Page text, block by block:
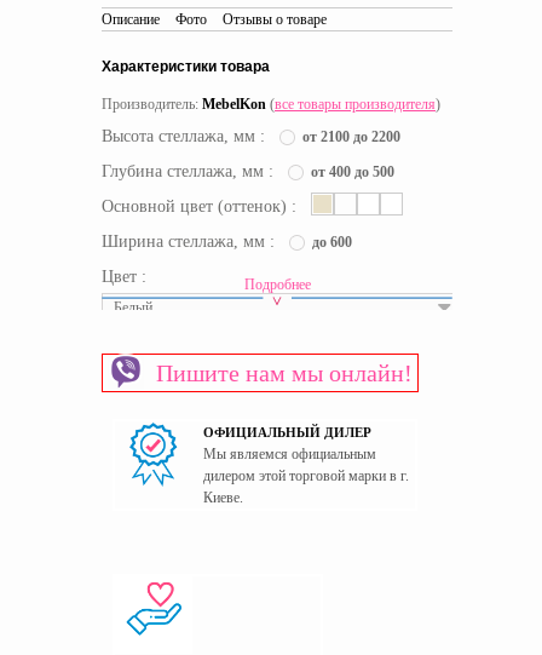
Описание Фото Отзывы о товаре
Характеристики товара
Производитель: MebelKon (все товары производителя)
Высота стеллажа, мм : от 2100 до 2200
Глубина стеллажа, мм : от 400 до 500
Основной цвет (оттенок) :
Ширина стеллажа, мм :
до 600
Цвет :
Белый
Материал изготовления каркаса ЛДСП
Универсальный
Страна производитель Украина
Подробнее
Пишите нам мы онлайн!
ОФИЦИАЛЬНЫЙ ДИЛЕР
Мы являемся официальным
дилером этой торговой марки в г.
Киеве.